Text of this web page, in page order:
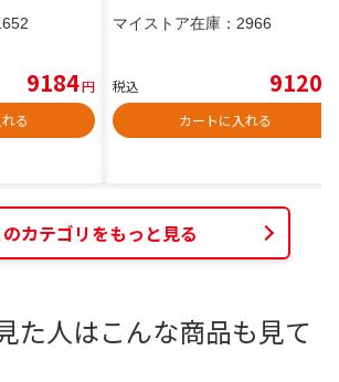
9184円
る
マイストア在庫： 2966
税込 9120
カートに入れる
のカテゴリをもっと見る
た人はこんな商品も見て